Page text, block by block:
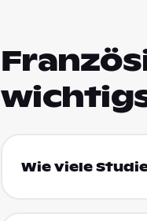
Wie viele